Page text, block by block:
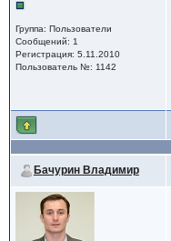
Группа: Пользователи
Сообщений: 1
Регистрация: 5.11.2010
Пользователь №: 1142
Бачурин Владимир